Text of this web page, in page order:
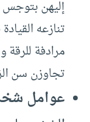
إليهن
تنازعه
مرادفة
تجاوزن سن
عوامل